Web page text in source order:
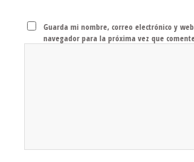
Guarda mi nombre, correo electrónico y
navegador para la próxima vez que